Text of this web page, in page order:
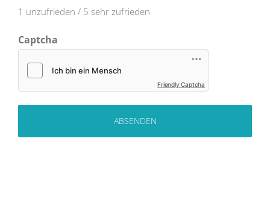
1 unzufrieden / 5 sehr zufrieden
Captcha
Friendly Captcha